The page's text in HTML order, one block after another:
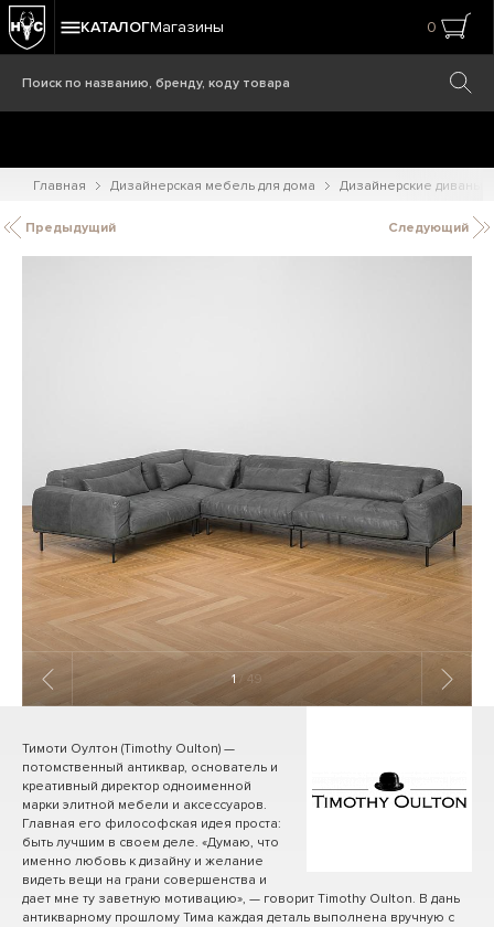
КАТАЛОГМагазины 0
Главная Дизайнерская мебель для дома Дизайнерские диваны
Предыдущий Следующий
1/ 49
Тимоти Оултон (Timothy Oulton) —
потомственный антиквар, основатель и
креативный директор одноименной
марки элитной мебели и аксессуаров.
Главная его философская идея проста:
быть лучшим в своем деле. «Думаю, что
именно любовь к дизайну и желание
видеть вещи на грани совершенства и
дает мне ту заветную мотивацию», — говорит Timothy Oulton. В дань
антикварному прошлому Тима каждая деталь выполнена вручную с